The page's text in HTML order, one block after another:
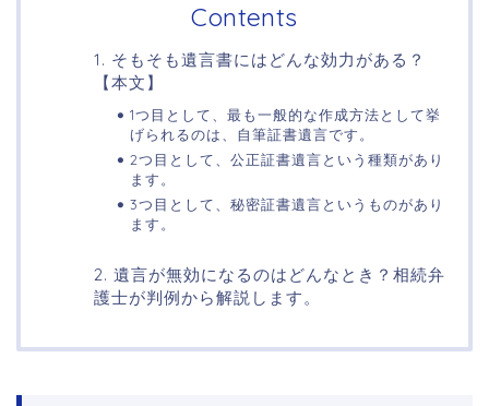
Contents
1. そもそも遺言書にはどんな効力がある？
【本文】
1つ目として、最も一般的な作成方法として挙
げられるのは、自筆証書遺言です。
2つ目として、公正証書遺言という種類があり
ます。
3つ目として、秘密証書遺言というものがあり
ます。
2. 遺言が無効になるのはどんなとき？相続弁
護士が判例から解説します。